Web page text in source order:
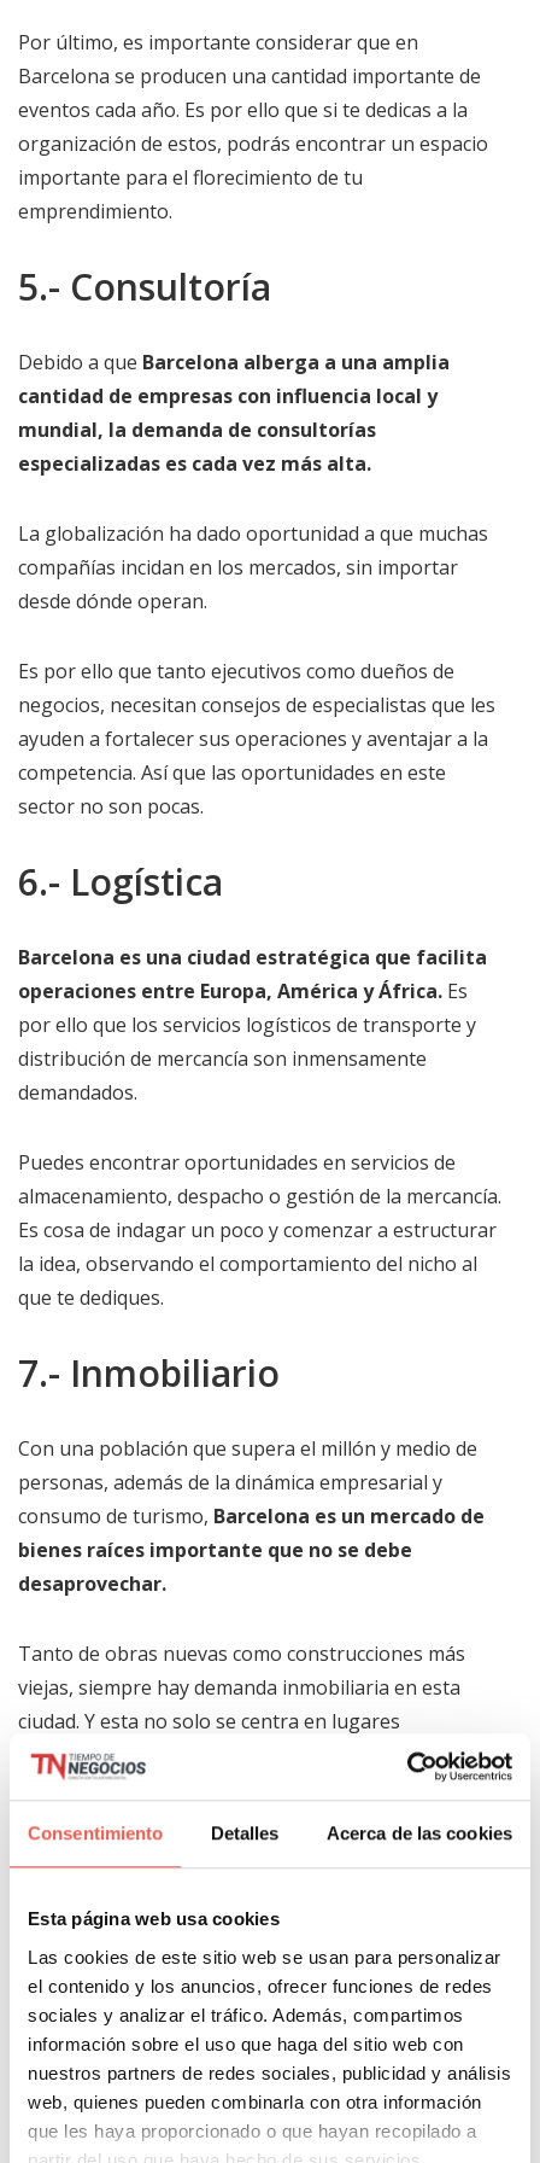
Consentimiento Detalles Acerca de las cookies
Esta página web usa cookies
Las cookies de este sitio web se usan para personalizar
el contenido y los anuncios, ofrecer funciones de redes
sociales y analizar el tráfico. Además, compartimos
información sobre el uso que haga del sitio web con
nuestros partners de redes sociales, publicidad y análisis
web, quienes pueden combinarla con otra información
que les haya proporcionado o que hayan recopilado a
Por último, es importante considerar que en
Barcelona se producen una cantidad importante de
eventos cada año. Es por ello que si te dedicas a la
organización de estos, podrás encontrar un espacio
importante para el florecimiento de tu
emprendimiento.
5.- Consultoría
Debido a que Barcelona alberga a una amplia
cantidad de empresas con influencia local y
mundial, la demanda de consultorías
especializadas es cada vez más alta.
La globalización ha dado oportunidad a que muchas
compañías incidan en los mercados, sin importar
desde dónde operan.
Es por ello que tanto ejecutivos como dueños de
negocios, necesitan consejos de especialistas que les
ayuden a fortalecer sus operaciones y aventajar a la
competencia. Así que las oportunidades en este
sector no son pocas.
6.- Logística
Barcelona es una ciudad estratégica que facilita
operaciones entre Europa, América y África. Es
por ello que los servicios logísticos de transporte y
distribución de mercancía son inmensamente
demandados.
Puedes encontrar oportunidades en servicios de
almacenamiento, despacho o gestión de la mercancía.
Es cosa de indagar un poco y comenzar a estructurar
la idea, observando el comportamiento del nicho al
que te dediques.
7.- Inmobiliario
Con una población que supera el millón y medio de
personas, además de la dinámica empresarial y
consumo de turismo, Barcelona es un mercado de
bienes raíces importante que no se debe
desaprovechar.
Tanto de obras nuevas como construcciones más
viejas, siempre hay demanda inmobiliaria en esta
ciudad. Y esta no solo se centra en lugares
habitacionales, sino también en locales comerciales,
galpones industriales, terrenos y oficinas, entre
otros.
Conclusión
En Barcelona encontrarás oportunidades que
puedes explorar si deseas iniciar un negocio
próspero.Algunas de las mejores incluyen a los
sectores de tecnología, moda, alimentos y bebidas,
turismo, entre otros.